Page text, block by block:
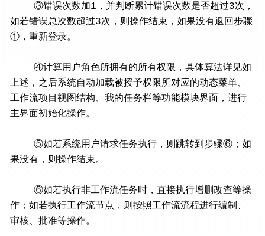
③错误次数加1，并判断累计错误次数是否超过3次，
如若错误总次数超过3次，则操作结束，如果没有返回步骤
①，重新登录。
④计算用户角色所拥有的所有权限，具体算法详见如
上述，之后系统自动加载被授予权限所对应的动态菜单、
工作流项目视图结构、我的任务栏等功能模块界面，进行
主界面初始化操作。
⑤如若系统用户请求任务执行，则跳转到步骤⑥；如
果没有，则操作结束。
⑥如若执行非工作流任务时，直接执行增删改查等操
作；如若执行工作流节点，则按照工作流流程进行编制、
审核、批准等操作。